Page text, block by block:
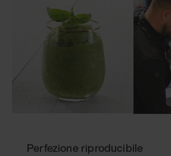
Perfezione riproducibile